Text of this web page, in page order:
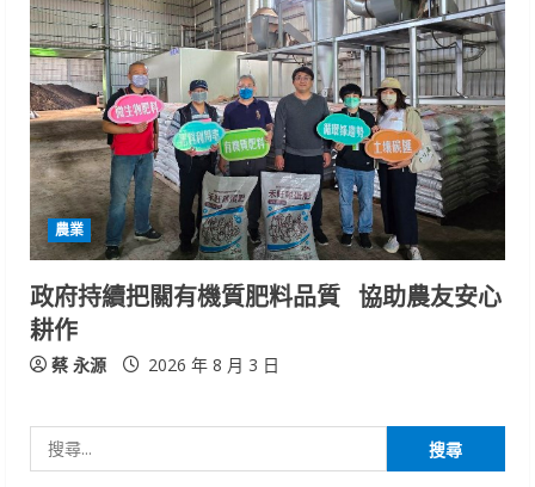
農業
政府持續把關有機質肥料品質 協助農友安心
耕作
蔡 永源 2026 年 8 月 3 日
尋